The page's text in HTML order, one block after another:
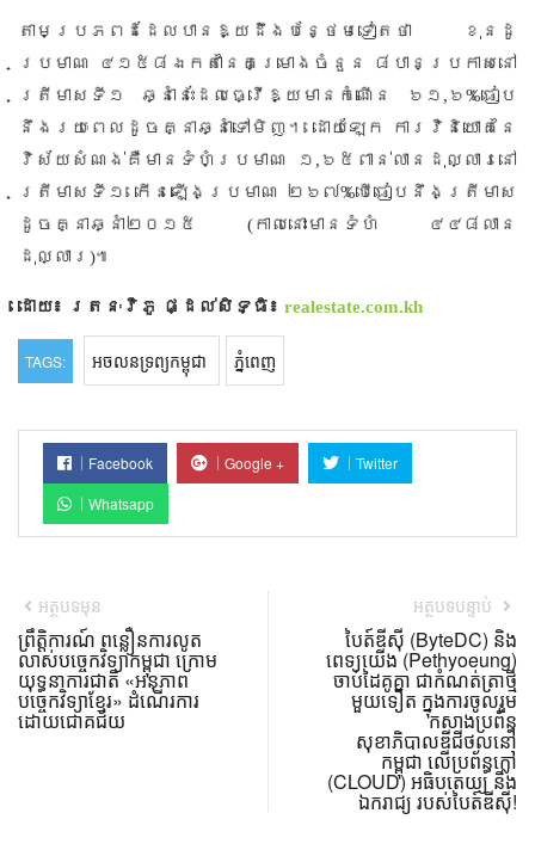
តាមប្រភពដដែលបានឱ្យដឹងបន្ថែមទៀតថា ខុនដូ
ប្រមាណ ៤១៥៨ឯកតានៃគម្រោងចំនួន ៨បានប្រកាសនៅ
ត្រីមាសទី១ ឆ្នាំនេះដែលធ្វើឱ្យមានកំណើន ៦១ , ៦%ធៀប
នឹងរយៈពេលដូចគ្នាឆ្នាំទៅមិញ។ ដោយឡែក ការវិនិយោគនៃ
វិស័យសំណង់គឺមានទំហំប្រមាណ ១ , ៦៥ពាន់លានដុល្លារនៅ
ត្រីមាសទី១ កើនឡើងប្រមាណ ២៦៧%បើធៀបនឹងត្រីមាស
ដូចគ្នាឆ្នាំ២០១៥ (កាលនោះមានទំហំ ៤៤៨លាន
ដុល្លារ )៕
ដោយ៖ រតនៈវិភូ ផ្ដល់សិទ្ធិ៖ realestate.com.kh
TAGS: អចលនទ្រព្យកម្ពុជា ភ្នំពេញ
Facebook Google +
Twitter
Whatsapp
អត្ថបទមុន
ព្រឹត្តិការណ៍ ពន្លឿនការលូត
លាស់បច្ចេកវិទ្យាកម្ពុជា ក្រោម
យុទ្ធនាការជាតិ «អនុភាព
បច្ចេកវិទ្យាខ្មែរ» ដំណើរការ
ដោយជោគជ័យ
អត្ថបទបន្ទាប់
បៃត៍ឌីស៊ី (ByteDC) និង
ពេទ្យយើង (Pethyoeung)
ចាប់ដៃគូគ្នា ជាកំណត់ត្រាថ្មី
មួយទៀត ក្នុងការចូលរួម
កសាងប្រព័ន្ធ
សុខាភិបាលឌីជីថល​នៅ
កម្ពុជា លើប្រព័ន្ធក្លៅ
(CLOUD) អធិបតេយ្យ និង
ឯករាជ្យ របស់បៃត៍ឌីស៊ី!